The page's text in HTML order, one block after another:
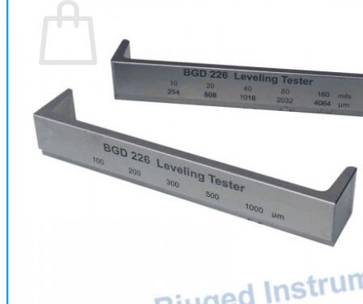
No products in the cart.
Return to shop